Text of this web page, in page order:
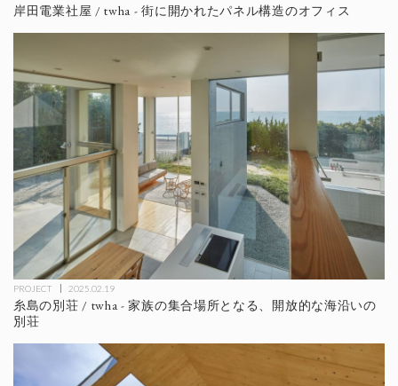
岸田電業社屋 / twha - 街に開かれたパネル構造のオフィス
PROJECT 2025.02.19
糸島の別荘 / twha - 家族の集合場所となる、開放的な海沿いの
別荘